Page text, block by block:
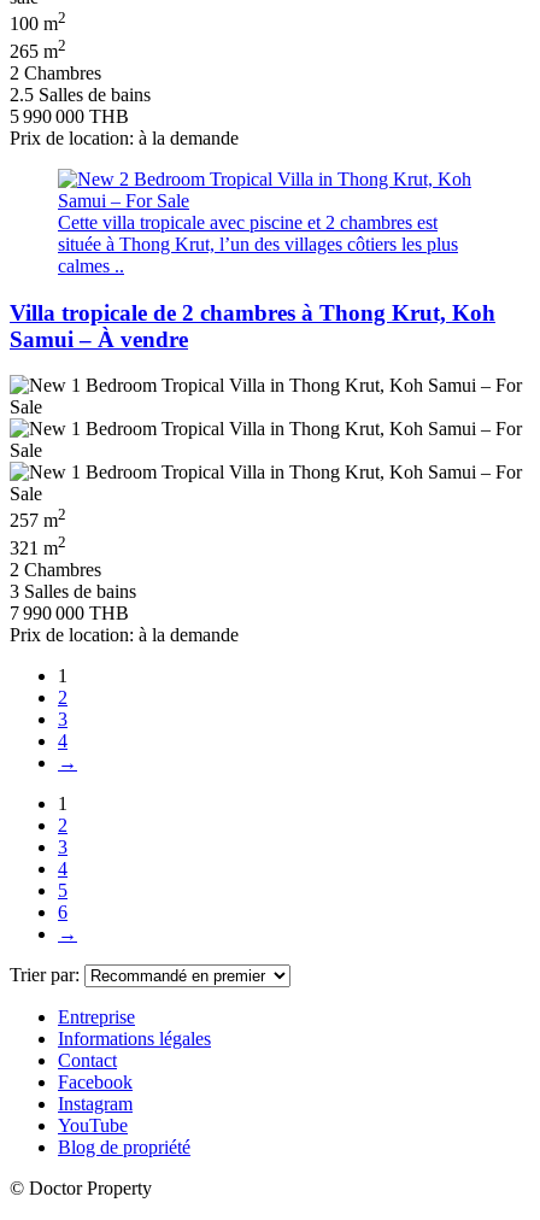
100 m2
265 m2
2 Chambres
2.5 Salles de bains
5 990 000 THB
Prix de location: à la demande
Cette villa tropicale avec piscine et 2 chambres est
située à Thong Krut, l’un des villages côtiers les plus
calmes ..
Villa tropicale de 2 chambres à Thong Krut, Koh
Samui – À vendre
257 m2
321 m2
2 Chambres
3 Salles de bains
7 990 000 THB
Prix de location: à la demande
1
2
3
4
→
1
2
3
4
5
6
→
Trier par:
Entreprise
Informations légales
Contact
Facebook
Instagram
YouTube
Blog de propriété
© Doctor Property